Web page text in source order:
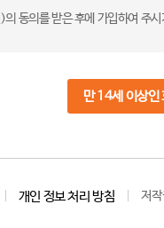
동의를 받은 후에 가입하여 주
만 14세 이상인
개인 정보 처리 방침 저